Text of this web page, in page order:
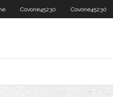
Covone45230 Covone45230